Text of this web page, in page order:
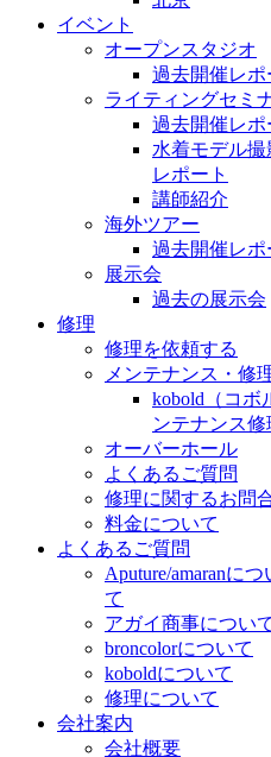
イベント
オープンスタジオ
過去開催レポ
ライティングセミ
過去開催レポ
水着モデル撮
レポート
講師紹介
海外ツアー
過去開催レポ
展示会
過去の展示会
修理
修理を依頼する
メンテナンス・修
kobold（コボ
ンテナンス修
オーバーホール
よくあるご質問
修理に関するお問
料金について
よくあるご質問
Aputure/amaranにつ
て
アガイ商事につい
broncolorについて
koboldについて
修理について
会社案内
会社概要